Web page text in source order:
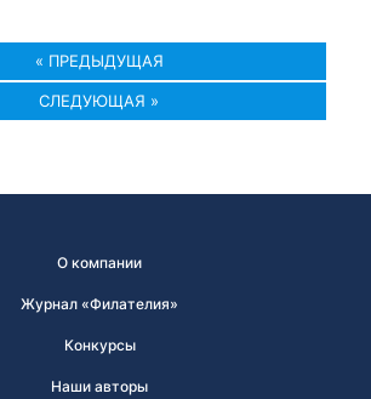
« ПРЕДЫДУЩАЯ
СЛЕДУЮЩАЯ »
О компании
Журнал «Филателия»
Конкурсы
Наши авторы